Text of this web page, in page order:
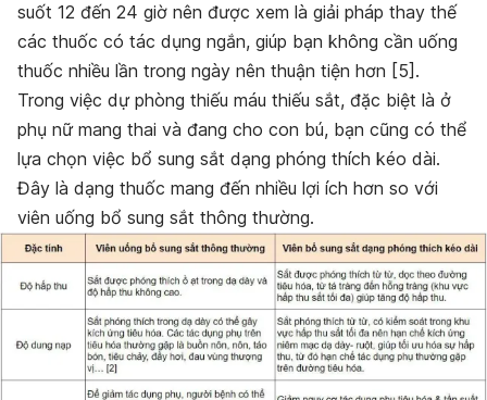
suốt 12 đến 24 giờ nên được xem là giải pháp thay thế
các thuốc có tác dụng ngắn, giúp bạn không cần uống
thuốc nhiều lần trong ngày nên thuận tiện hơn [5].
Trong việc dự phòng thiếu máu thiếu sắt, đặc biệt là ở
phụ nữ mang thai và đang cho con bú, bạn cũng có thể
lựa chọn việc bổ sung sắt dạng phóng thích kéo dài.
Đây là dạng thuốc mang đến nhiều lợi ích hơn so với
viên uống bổ sung sắt thông thường.